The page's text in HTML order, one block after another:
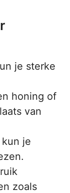
je sterke
honing of
van
je
zoals